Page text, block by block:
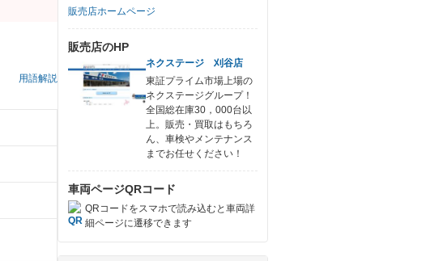
用語解説
販売店ホームページ
販売店のHP
ネクステージ 刈谷店
東証プライム市場上場の
ネクステージグループ！
全国総在庫30，000台以
上。販売・買取はもちろ
ん、車検やメンテナンス
までお任せください！
車両ページQRコード
QRコードをスマホで読み込むと車両詳
細ページに遷移できます